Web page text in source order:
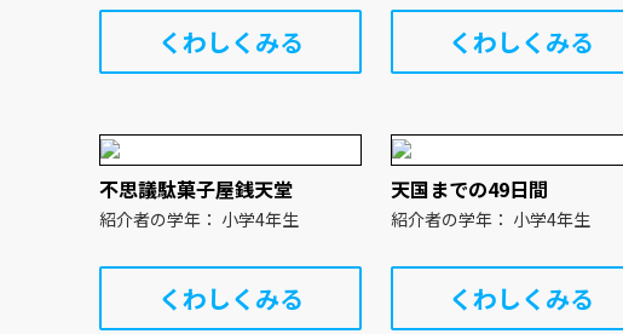
くわしくみる くわしくみる
不思議駄菓子屋銭天堂
紹介者の学年： 小学4年生
くわしくみる
天国までの49日間
紹介者の学年： 小学4年生
くわしくみる